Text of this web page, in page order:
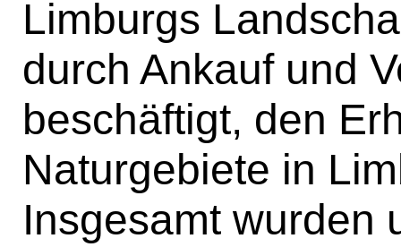
Limburgs
durch Ankauf und
beschäftigt, den
Naturgebiete in
Insgesamt wurden